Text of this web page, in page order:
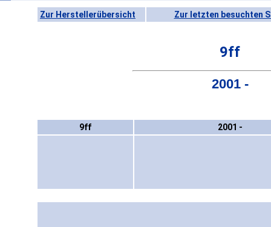
Zur Herstellerübersicht Zur letzten besuchten
9ff
2001 -
9ff 2001 -